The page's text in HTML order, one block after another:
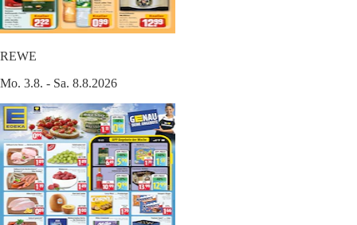
REWE
Mo. 3.8. - Sa. 8.8.2026